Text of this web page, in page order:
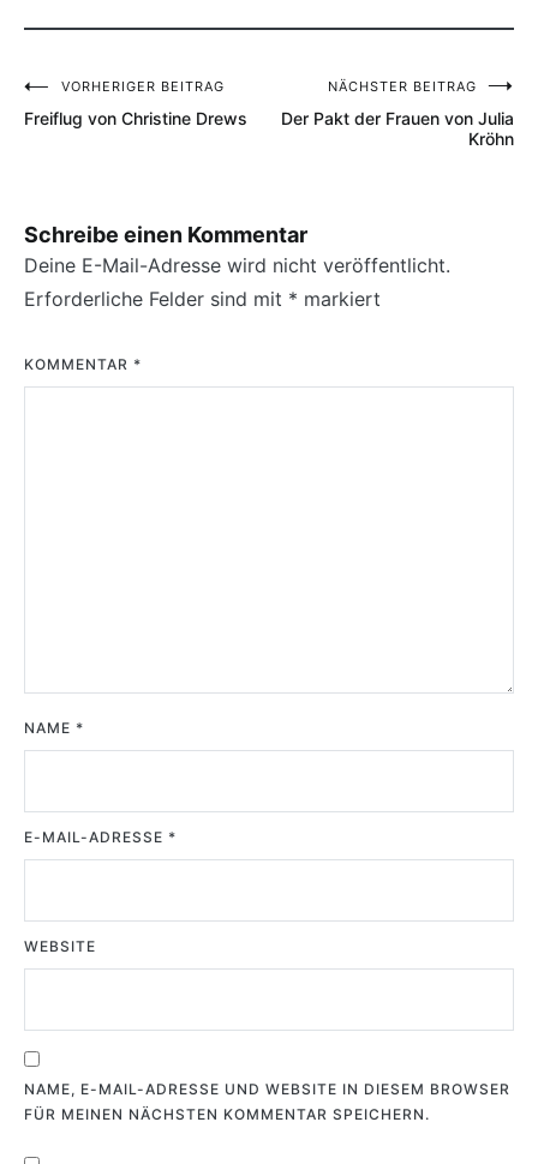
Beitragsnavigation
VORHERIGER BEITRAG
Freiflug von Christine Drews
NÄCHSTER BEITRAG
Der Pakt der Frauen von Julia
Kröhn
Schreibe einen Kommentar
Deine E-Mail-Adresse wird nicht veröffentlicht.
Erforderliche Felder sind mit * markiert
KOMMENTAR *
NAME *
E-MAIL-ADRESSE *
WEBSITE
NAME, E-MAIL-ADRESSE UND WEBSITE IN DIESEM BROWSER
FÜR MEINEN NÄCHSTEN KOMMENTAR SPEICHERN.